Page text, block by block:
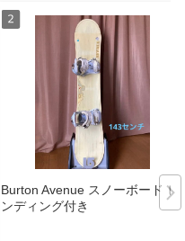
Burton Avenue スノーボード ビ
ンディング付き